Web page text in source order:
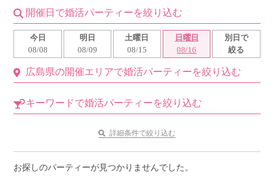
お問い合わせ
利用規約
個人情報保護方針launch
子どもの安全基準に関するポリシー launch
公式アカウントで最新情報を配信中！
開催日で婚活パーティーを絞り込む
今日
08/08
明日
08/09
土曜日
08/15
日曜日
08/16
別日で
絞る
広島県の開催エリアで婚活パーティーを絞り込む
キーワードで婚活パーティーを絞り込む
詳細条件で絞り込む
お探しのパーティーが見つかりませんでした。